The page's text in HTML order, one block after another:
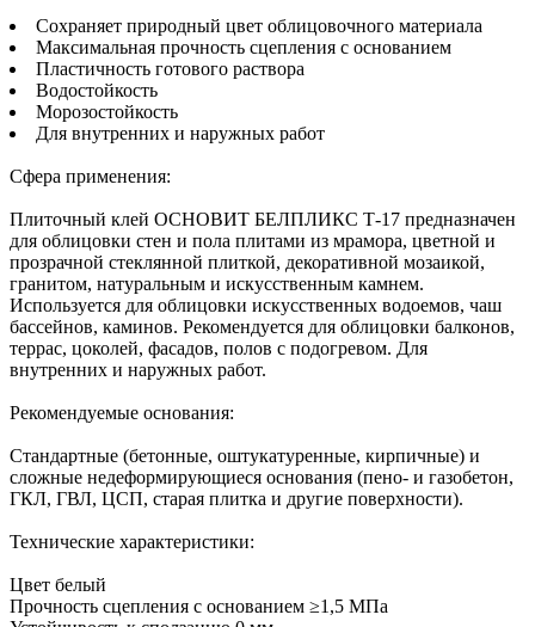
Сохраняет природный цвет облицовочного материала
Максимальная прочность сцепления с основанием
Пластичность готового раствора
Водостойкость
Морозостойкость
Для внутренних и наружных работ
Сфера применения:
Плиточный клей ОСНОВИТ БЕЛПЛИКС Т-17 предназначен
для облицовки стен и пола плитами из мрамора, цветной и
прозрачной стеклянной плиткой, декоративной мозаикой,
гранитом, натуральным и искусственным камнем.
Используется для облицовки искусственных водоемов, чаш
бассейнов, каминов. Рекомендуется для облицовки балконов,
террас, цоколей, фасадов, полов с подогревом. Для
внутренних и наружных работ.
Рекомендуемые основания:
Стандартные (бетонные, оштукатуренные, кирпичные) и
сложные недеформирующиеся основания (пено- и газобетон,
ГКЛ, ГВЛ, ЦСП, старая плитка и другие поверхности).
Технические характеристики:
Цвет белый
Прочность сцепления с основанием ≥1,5 МПа